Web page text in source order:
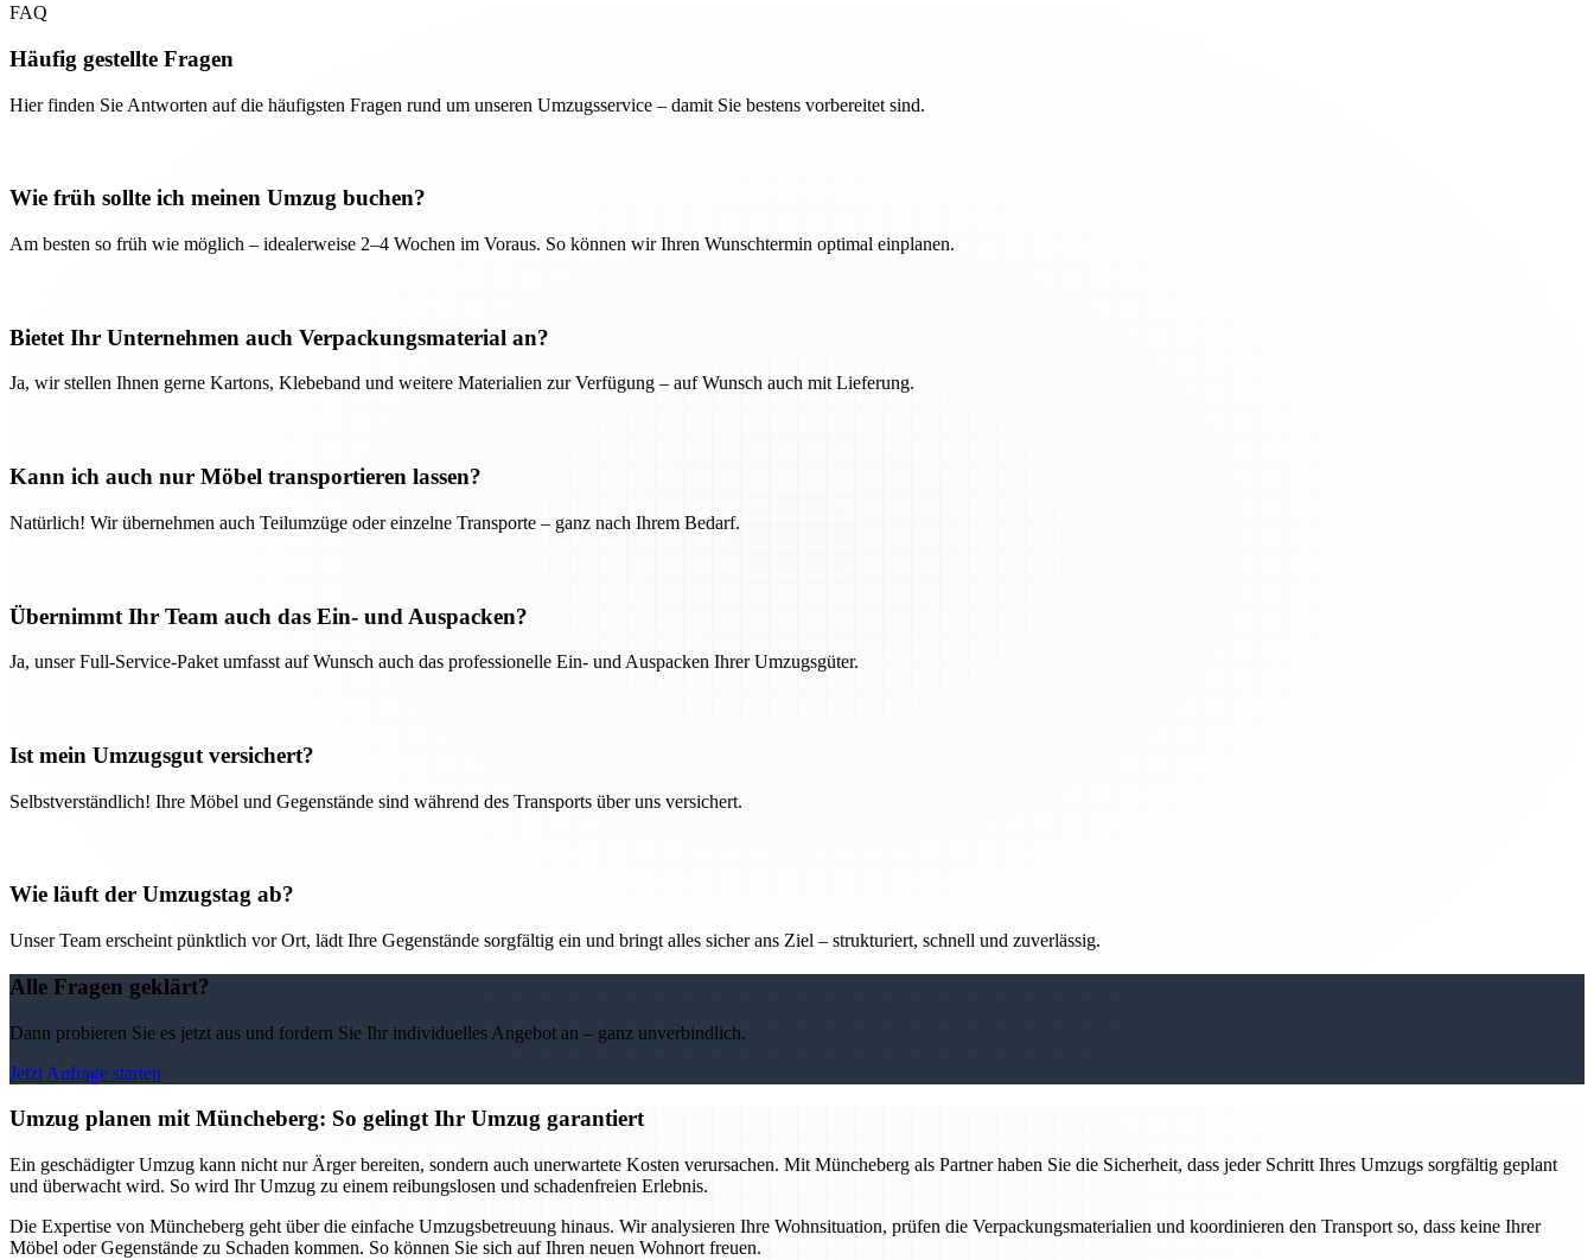
FAQ
Häufig gestellte Fragen
Hier finden Sie Antworten auf die häufigsten Fragen rund um unseren Umzugsservice – damit Sie bestens vorbereitet sind.
Wie früh sollte ich meinen Umzug buchen?
Am besten so früh wie möglich – idealerweise 2–4 Wochen im Voraus. So können wir Ihren Wunschtermin optimal einplanen.
Bietet Ihr Unternehmen auch Verpackungsmaterial an?
Ja, wir stellen Ihnen gerne Kartons, Klebeband und weitere Materialien zur Verfügung – auf Wunsch auch mit Lieferung.
Kann ich auch nur Möbel transportieren lassen?
Natürlich! Wir übernehmen auch Teilumzüge oder einzelne Transporte – ganz nach Ihrem Bedarf.
Übernimmt Ihr Team auch das Ein- und Auspacken?
Ja, unser Full-Service-Paket umfasst auf Wunsch auch das professionelle Ein- und Auspacken Ihrer Umzugsgüter.
Ist mein Umzugsgut versichert?
Selbstverständlich! Ihre Möbel und Gegenstände sind während des Transports über uns versichert.
Wie läuft der Umzugstag ab?
Unser Team erscheint pünktlich vor Ort, lädt Ihre Gegenstände sorgfältig ein und bringt alles sicher ans Ziel – strukturiert, schnell und zuverlässig.
Alle Fragen geklärt?
Dann probieren Sie es jetzt aus und fordern Sie Ihr individuelles Angebot an – ganz unverbindlich.
Jetzt Anfrage starten
Umzug planen mit Müncheberg: So gelingt Ihr Umzug garantiert
Ein geschädigter Umzug kann nicht nur Ärger bereiten, sondern auch unerwartete Kosten verursachen. Mit Müncheberg als Partner haben Sie die Sicherheit, dass jeder Schritt Ihres Umzugs sorgfältig geplant
und überwacht wird. So wird Ihr Umzug zu einem reibungslosen und schadenfreien Erlebnis.
Die Expertise von Müncheberg geht über die einfache Umzugsbetreuung hinaus. Wir analysieren Ihre Wohnsituation, prüfen die Verpackungsmaterialien und koordinieren den Transport so, dass keine Ihrer
Möbel oder Gegenstände zu Schaden kommen. So können Sie sich auf Ihren neuen Wohnort freuen.